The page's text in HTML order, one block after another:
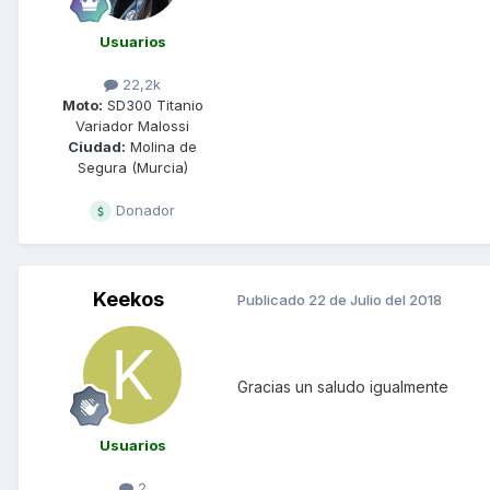
Usuarios
22,2k
Moto: SD300 Titanio
Variador Malossi
Ciudad: Molina de
Segura (Murcia)
Donador
Keekos
Usuarios
Publicado 22 de Julio del 2018
Gracias un saludo igualmente